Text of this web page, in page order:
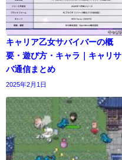
キャリア乙女サバイバーの概
要・遊び方・キャラ｜キャリサ
バ通信まとめ
2025年2月1日